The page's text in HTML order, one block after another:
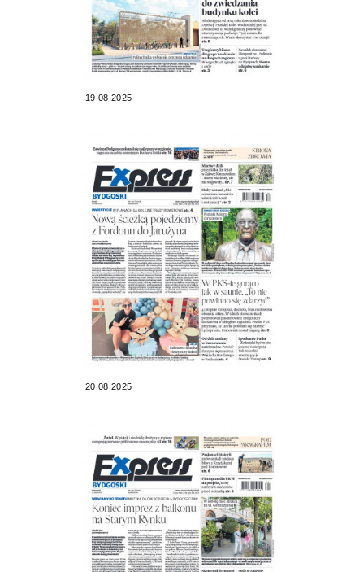
19.08.2025
20.08.2025